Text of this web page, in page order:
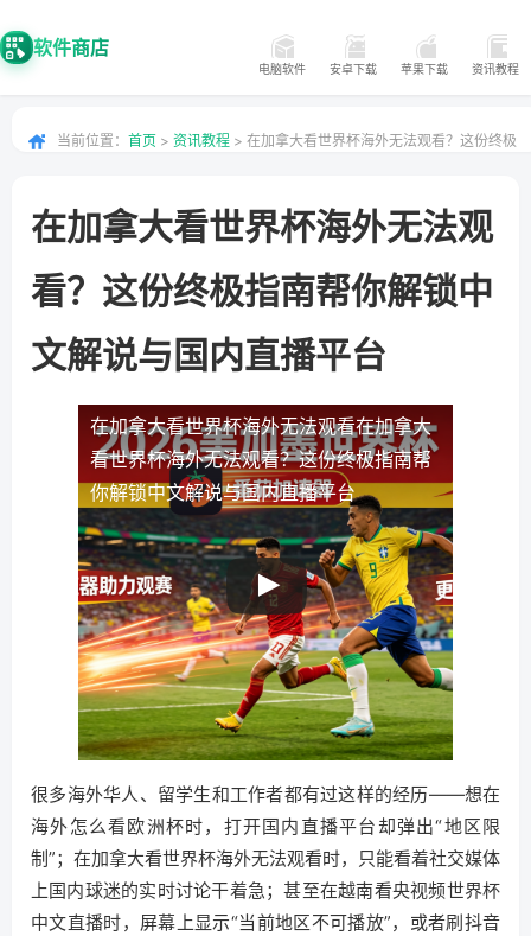
软件商店
电脑软件 安卓下载 苹果下载 资讯教程
当前位置： 首页 > 资讯教程 > 在加拿大看世界杯海外无法观看？这份终极
在加拿大看世界杯海外无法观
看？这份终极指南帮你解锁中
文解说与国内直播平台
在加拿大看世界杯海外无法观看在加拿大
看世界杯海外无法观看？这份终极指南帮
你解锁中文解说与国内直播平台
很多海外华人、留学生和工作者都有过这样的经历——想在
海外怎么看欧洲杯时，打开国内直播平台却弹出“地区限
制”；在加拿大看世界杯海外无法观看时，只能看着社交媒体
上国内球迷的实时讨论干着急；甚至在越南看央视频世界杯
中文直播时，屏幕上显示“当前地区不可播放”，或者刷抖音